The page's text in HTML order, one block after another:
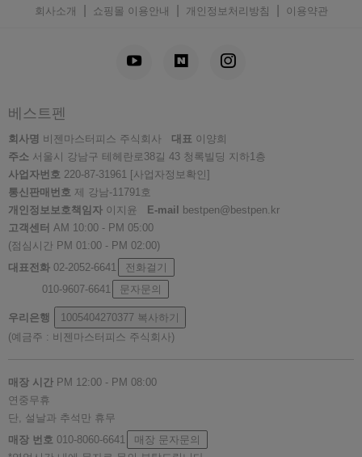
회사소개 쇼핑몰 이용안내 개인정보처리방침 이용약관
베스트펜
회사명 비젠마스터피스 주식회사 대표 이양희
주소 서울시 강남구 테헤란로38길 43 청록빌딩 지하1층
사업자번호 220-87-31961 [사업자정보확인]
통신판매번호 제 강남-11791호
개인정보보호책임자 이지윤 E-mail
bestpen@bestpen.kr
고객센터 AM 10:00 - PM 05:00
(점심시간 PM 01:00 - PM 02:00)
대표전화 02-2052-6641
전화걸기
010-9607-6641
문자문의
우리은행 1005404270377 복사하기
(예금주 : 비젠마스터피스 주식회사)
매장 시간 PM 12:00 - PM 08:00
연중무휴
단, 설날과 추석만 휴무
매장 번호 010-8060-6641
매장 문자문의